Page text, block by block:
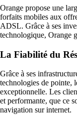
Orange propose une
forfaits mobiles aux
ADSL. Grâce à ses
technologique, Orange
La Fiabilité du
Grâce à ses
technologies de pointe,
exceptionnelle. Les
et performante, que ce
navigation sur internet.